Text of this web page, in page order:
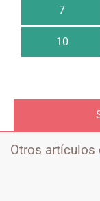
7
10
Otros artículos